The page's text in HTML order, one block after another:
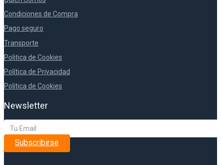
Condiciones de Compra
Pago seguro
Transporte
Politica de Cookies
Política de Privacidad
Politica de Cookies
Newsletter
Subscribirse